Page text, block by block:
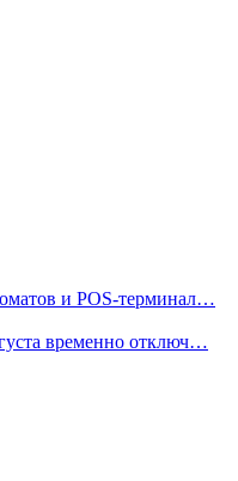
и POS-терминал…
временно отключ…